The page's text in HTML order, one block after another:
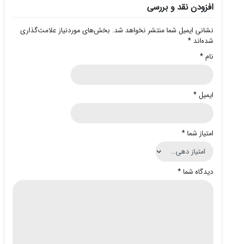
افزودن نقد و بررسی
نشانی ایمیل شما منتشر نخواهد شد. بخش‌های موردنیاز علامت‌گذاری
شده‌اند *
نام*
ایمیل*
امتیاز شما*
دیدگاه شما*